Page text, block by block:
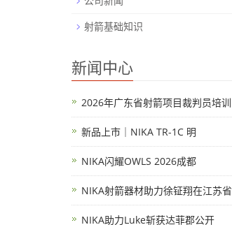
射箭基础知识
新闻中心
2026年广东省射箭项目裁判员培训
新品上市｜NIKA TR-1C 明
NIKA闪耀OWLS 2026成都
NIKA射箭器材助力徐钲翔在江苏省
NIKA助力Luke斩获达菲郡公开